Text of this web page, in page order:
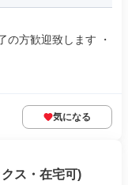
の方歓迎致します ・
気になる
ス・在宅可)